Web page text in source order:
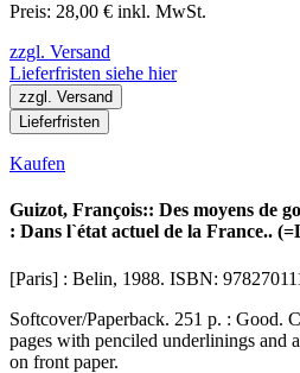
Preis: 28,00 € inkl. MwSt.
zzgl. Versand
Lieferfristen siehe hier
zzgl. Versand
Lieferfristen
Kaufen
Guizot, François:: Des moyens de
: Dans l`état actuel de la France..
[Paris] : Belin, 1988. ISBN:
Softcover/Paperback. 251 p. : Good.
pages with penciled underlinings and
on front paper.